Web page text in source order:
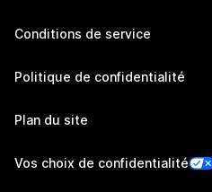
Conditions de service
Politique de confidentialité
Plan du site
Vos choix de confidentialité